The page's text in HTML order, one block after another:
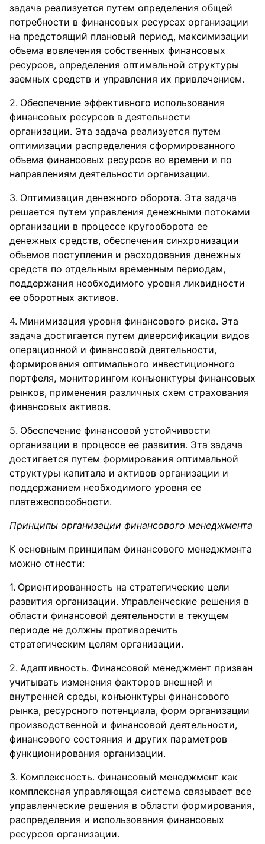
задача реализуется путем определения общей
потребности в финансовых ресурсах организации
на предстоящий плановый период, максимизации
объема вовлечения собственных финансовых
ресурсов, определения оптимальной структуры
заемных средств и управления их привлечением.
Обеспечение эффективного использования
финансовых ресурсов в деятельности
организации. Эта задача реализуется путем
оптимизации распределения сформированного
объема финансовых ресурсов во времени и по
направлениям деятельности организации.
Оптимизация денежного оборота. Эта задача
решается путем управления денежными потоками
организации в процессе кругооборота ее
денежных средств, обеспечения синхронизации
объемов поступления и расходования денежных
средств по отдельным временным периодам,
поддержания необходимого уровня ликвидности
ее оборотных активов.
Минимизация уровня финансового риска. Эта
задача достигается путем диверсификации видов
операционной и финансовой деятельности,
формирования оптимального инвестиционного
портфеля, мониторингом конъюнктуры финансовых
рынков, применения различных схем страхования
финансовых активов.
Обеспечение финансовой устойчивости
организации в процессе ее развития. Эта задача
достигается путем формирования оптимальной
структуры капитала и активов организации и
поддержанием необходимого уровня ее
платежеспособности.
Принципы организации финансового менеджмента
К основным принципам финансового менеджмента
можно отнести:
Ориентированность на стратегические цели
развития организации. Управленческие решения в
области финансовой деятельности в текущем
периоде не должны противоречить
стратегическим целям организации.
Адаптивность. Финансовой менеджмент призван
учитывать изменения факторов внешней и
внутренней среды, конъюнктуры финансового
рынка, ресурсного потенциала, форм организации
производственной и финансовой деятельности,
финансового состояния и других параметров
функционирования организации.
Комплексность. Финансовый менеджмент как
комплексная управляющая система связывает все
управленческие решения в области формирования,
распределения и использования финансовых
ресурсов организации.